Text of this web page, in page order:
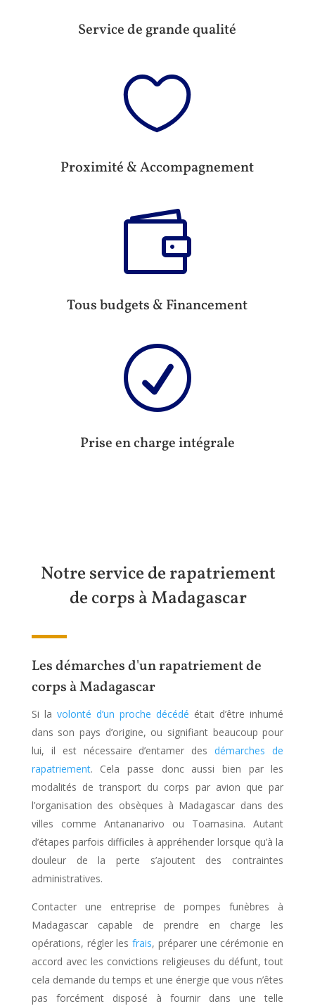
Service de grande qualité

Proximité & Accompagnement

Tous budgets & Financement
R
Prise en charge intégrale
Notre service de rapatriement
de corps à Madagascar
Les démarches d'un rapatriement de
corps à Madagascar
Si la volonté d’un proche décédé était d’être inhumé
dans son pays d’origine, ou signifiant beaucoup pour
lui, il est nécessaire d’entamer desdémarches de
rapatriement. Cela passe donc aussi bien par les
modalités de transport du corps par avion que par
l’organisation des obsèques à Madagascar dans des
villes comme Antananarivo ou Toamasina. Autant
d’étapes parfois difficiles à appréhender lorsque qu’à la
douleur de la perte s’ajoutent des contraintes
administratives.
Contacter une entreprise de pompes funèbres à
Madagascar capable de prendre en charge les
opérations, régler lesfrais, préparer une cérémonie en
accord avec les convictions religieuses du défunt, tout
cela demande du temps et une énergie que vous n’êtes
pas forcément disposé à fournir dans une telle